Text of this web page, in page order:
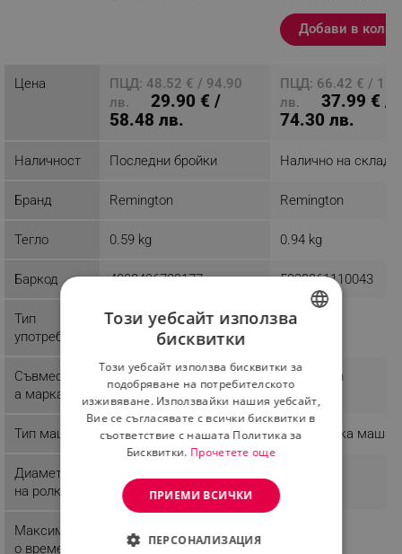
Добави в
Цена
ПЦД: 48.52 € / 94.90
лв.
29.90 € /
58.48 лв.
ПЦД: 66.42 € /
лв.
37.99 € /
74.30 лв.
Наличност Последни бройки Налично на склад
Бранд Remington Remington
Тегло 0.59 kg 0.94 kg
Баркод 4008496789177 5038061110043
Тип
употреба
Домашна Домашна
Съвместим
а марка
Remington Remington
Тип маша Конусовидна маша Класическа маша
Диаметър
на ролката
Максималн
о време за
30 sec
Този уебсайт използва
бисквитки
Този уебсайт използва бисквитки за
подобряване на потребителското
изживяване. Използвайки нашия уебсайт,
Вие се съгласявате с всички бисквитки в
съответствие с нашата Политика за
Бисквитки. Прочетете още
ПРИЕМИ ВСИЧКИ
ПЕРСОНАЛИЗАЦИЯ